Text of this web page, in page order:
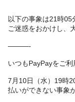
以下の事象は21時05
ご迷惑をおかけし、
———-
いつもPayPayをご利
7月10日（水）19時
払いができない事象